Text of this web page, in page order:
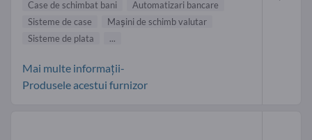
Case de schimbat bani
Automatizari bancare
Sisteme de case
Mașini de schimb valutar
Sisteme de plata
...
Mai multe informații-
Produsele acestui furnizor